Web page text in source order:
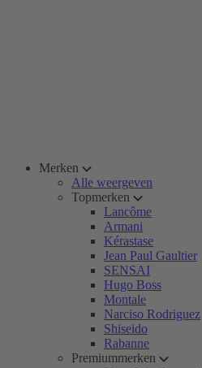
Merken
Alle weergeven
Topmerken
Lancôme
Armani
Kérastase
Jean Paul Gaultier
SENSAI
Hugo Boss
Montale
Narciso Rodriguez
Shiseido
Rabanne
Premiummerken